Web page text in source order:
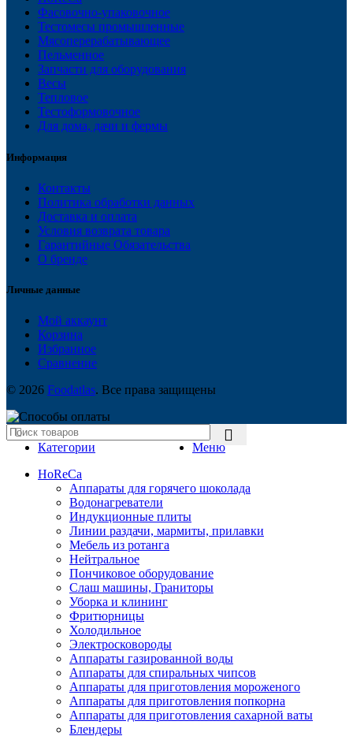
Фасовочно-упаковочное
Тестомесы промышленные
Мясоперерабатывающее
Пельменное
Запчасти для оборудования
Весы
Тепловое
Тестоформовочное
Для дома, дачи и фермы
Информация
Контакты
Политика обработки данных
Доставка и оплата
Условия возврата товара
Гарантийные Обязательства
О бренде
Личные данные
Мой аккаунт
Корзина
Избранное
Сравнение
© 2026 Foodatlas. Все права защищены
Меню
Категории
HoReCa
Аппараты для горячего шоколада
Водонагреватели
Индукционные плиты
Линии раздачи, мармиты, прилавки
Мебель из ротанга
Нейтральное
Пончиковое оборудование
Слаш машины, Граниторы
Уборка и клининг
Фритюрницы
Холодильное
Электросковороды
Аппараты газированной воды
Аппараты для спиральных чипсов
Аппараты для приготовления мороженого
Аппараты для приготовления попкорна
Аппараты для приготовления сахарной ваты
Блендеры